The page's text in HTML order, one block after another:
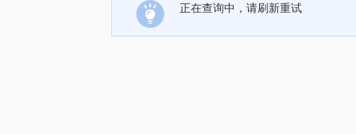
正在查询中，请刷新重试